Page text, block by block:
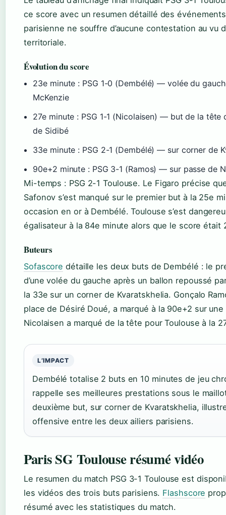
ce score avec un resumen détaillé des
parisienne ne souffre d’aucune contestation au vu
territoriale.
Évolution du score
23e minute : PSG 1-0 (Dembélé) — volée du
McKenzie
27e minute : PSG 1-1 (Nicolaisen) — but de la tête
de Sidibé
33e minute : PSG 2-1 (Dembélé) — sur corner de
90e+2 minute : PSG 3-1 (Ramos) — sur passe de
Mi-temps : PSG 2-1 Toulouse. Le Figaro précise
Safonov s’est manqué sur le premier but à la 25e
occasion en or à Dembélé. Toulouse s’est
égalisateur à la 84e minute alors que le score était
Buteurs
Sofascore détaille les deux buts de Dembélé : le
d’une volée du gauche après un ballon repoussé
la 33e sur un corner de Kvaratskhelia. Gonçalo
place de Désiré Doué, a marqué à la 90e+2 sur
Nicolaisen a marqué de la tête pour Toulouse à la
L’IMPACT
Dembélé totalise 2 buts en 10 minutes de jeu
rappelle ses meilleures prestations sous le
deuxième but, sur corner de Kvaratskhelia,
offensive entre les deux ailiers parisiens.
Paris SG Toulouse résumé vidéo
Le resumen du match PSG 3-1 Toulouse est
les vidéos des trois buts parisiens. Flashscore
résumé avec les statistiques du match.